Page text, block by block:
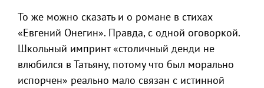
То же можно сказать и о романе в стихах
«Евгений Онегин». Правда, с одной оговоркой.
Школьный импринт «столичный денди не
влюбился в Татьяну, потому что был морально
испорчен» реально мало связан с истинной